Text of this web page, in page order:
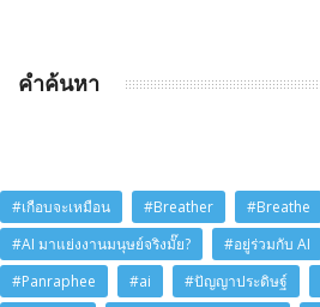
คำค้นหา
#เกือบจะเหมือน #Breather
#Breathe
#AI มาแย่งงานมนุษย์จริงมั๊ย?
#อยู่ร่วมกับ AI
#Panraphee
#ai #ปัญญาประดิษฐ์